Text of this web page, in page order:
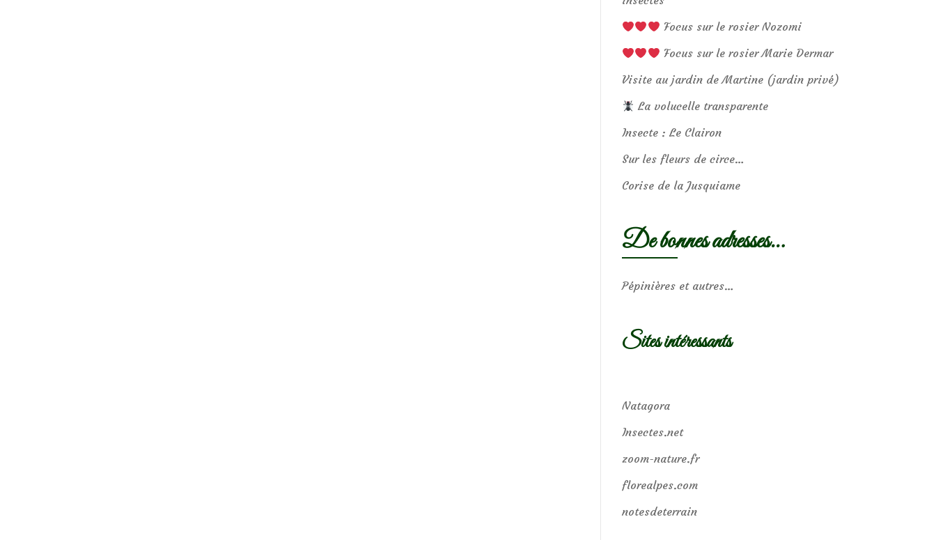
Focus sur le rosier Nozomi
Focus sur le rosier Marie Dermar
Visite au jardin de Martine (jardin privé)
La volucelle transparente
Insecte : Le Clairon
Sur les fleurs de circe…
Corise de la Jusquiame
De bonnes adresses…
Pépinières et autres…
Sites intéressants
Natagora
Insectes.net
zoom-nature.fr
florealpes.com
notesdeterrain